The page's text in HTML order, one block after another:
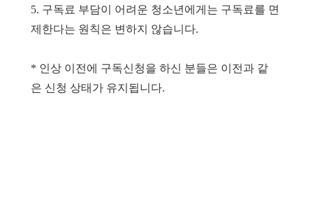
5. 구독료 부담이 어려운 청소년에게는 구독료를 면
제한다는 원칙은 변하지 않습니다.
* 인상 이전에 구독신청을 하신 분들은 이전과 같
은 신청 상태가 유지됩니다.